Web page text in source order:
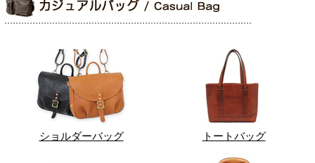
ショルダーバッグ トートバッグ